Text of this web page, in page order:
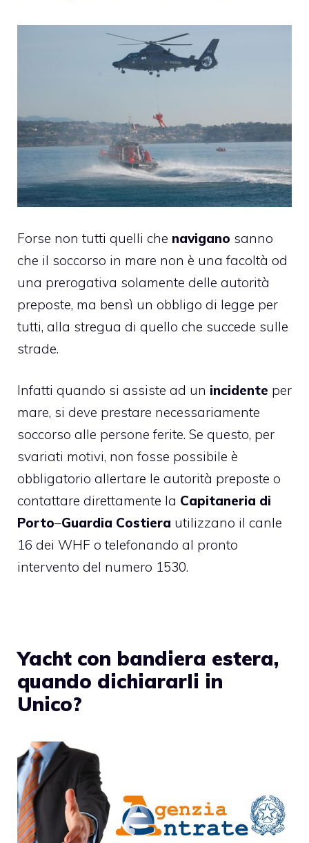
Forse non tutti quelli che navigano sanno
che il soccorso in mare non è una facoltà od
una prerogativa solamente delle autorità
preposte, ma bensì un obbligo di legge per
tutti, alla stregua di quello che succede sulle
strade.
Infatti quando si assiste ad un incidente per
mare, si deve prestare necessariamente
soccorso alle persone ferite. Se questo, per
svariati motivi, non fosse possibile è
obbligatorio allertare le autorità preposte o
contattare direttamente la Capitaneria di
Porto–Guardia Costiera utilizzano il canle
16 dei WHF o telefonando al pronto
intervento del numero 1530.
Yacht con bandiera estera,
quando dichiararli in
Unico?